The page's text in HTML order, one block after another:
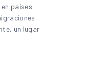
países
un lugar